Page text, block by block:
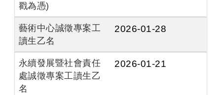
戳為憑)
藝術中心誠徵專案工
讀生乙名
2026-01-28
永續發展暨社會責任
處誠徵專案工讀生乙
名
2026-01-21